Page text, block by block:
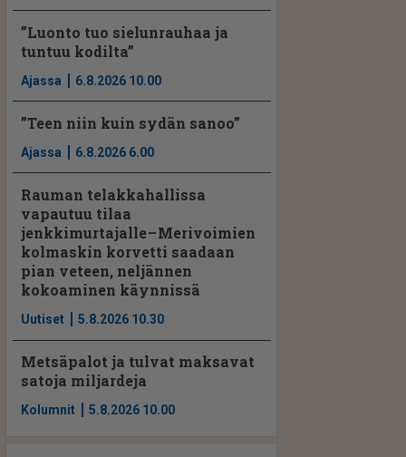
”Luonto tuo sielunrauhaa ja
tuntuu kodilta”
Ajassa 6.8.2026 10.00
”Teen niin kuin sydän sanoo”
Ajassa 6.8.2026 6.00
Rauman telakkahallissa
vapautuu tilaa
jenkkimurtajalle – Merivoimien
kolmaskin korvetti saadaan
pian veteen, neljännen
kokoaminen käynnissä
Uutiset 5.8.2026 10.30
Metsäpalot ja tulvat maksavat
satoja miljardeja
Kolumnit 5.8.2026 10.00